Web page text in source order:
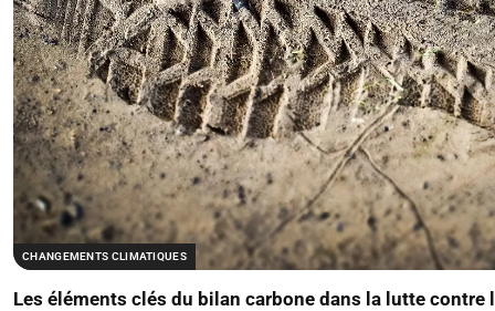
CHANGEMENTS CLIMATIQUES
Les éléments clés du bilan carbone dans la lutte